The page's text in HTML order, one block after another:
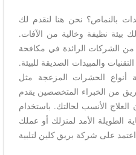
بالنماص؟ نحن هنا لنقدم لك
نظيفة وخالية من الآفات.
الشركات الرائدة في مكافحة
والمبيدات الصديقة للبيئة.
أنواع الحشرات المزعجة مثل
من الخبراء المتخصصين يقدم
الأنسب لحالتك. باستخدام
الطويلة الأمد لمنزلك أو عملك
على شركة بريق كلين لتلبية